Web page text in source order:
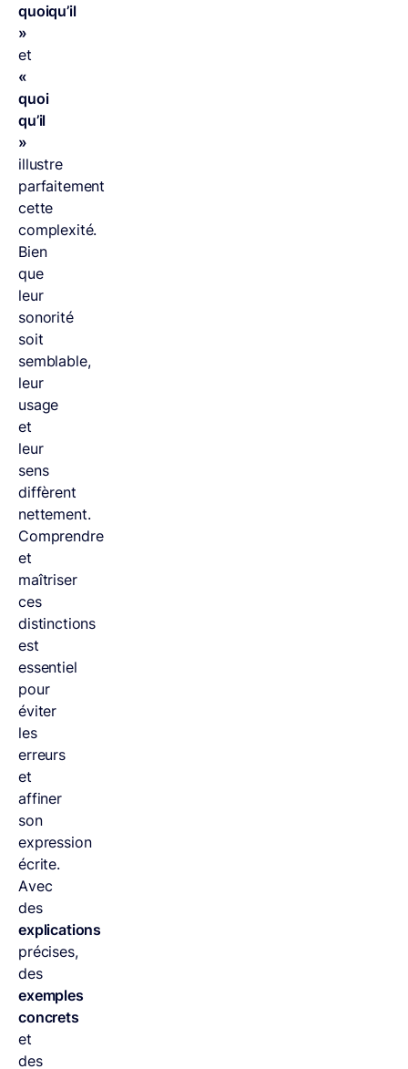
quoiqu’il
»
et
«
quoi
qu’il
»
illustre
parfaitement
cette
complexité.
Bien
que
leur
sonorité
soit
semblable,
leur
usage
et
leur
sens
diffèrent
nettement.
Comprendre
et
maîtriser
ces
distinctions
est
essentiel
pour
éviter
les
erreurs
et
affiner
son
expression
écrite.
Avec
des
explications
précises,
des
exemples
concrets
et
des